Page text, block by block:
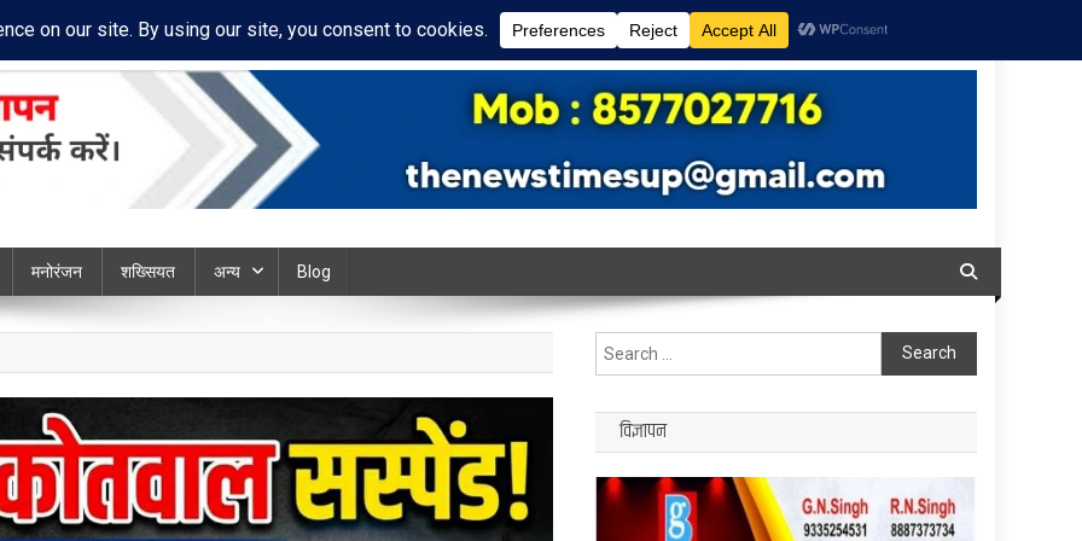
Policy Disclaimer
chandauli
मनोरंजन शख्सियत अन्य Blog
Search
for:
विज्ञापन